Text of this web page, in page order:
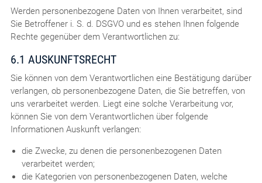
Werden personenbezogene Daten von Ihnen verarbeitet, sind
Sie Betroffener i. S. d. DSGVO und es stehen Ihnen folgende
Rechte gegenüber dem Verantwortlichen zu:
6.1 AUSKUNFTSRECHT
Sie können von dem Verantwortlichen eine Bestätigung darüber
verlangen, ob personenbezogene Daten, die Sie betreffen, von
uns verarbeitet werden. Liegt eine solche Verarbeitung vor,
können Sie von dem Verantwortlichen über folgende
Informationen Auskunft verlangen:
die Zwecke, zu denen die personenbezogenen Daten
verarbeitet werden;
die Kategorien von personenbezogenen Daten, welche